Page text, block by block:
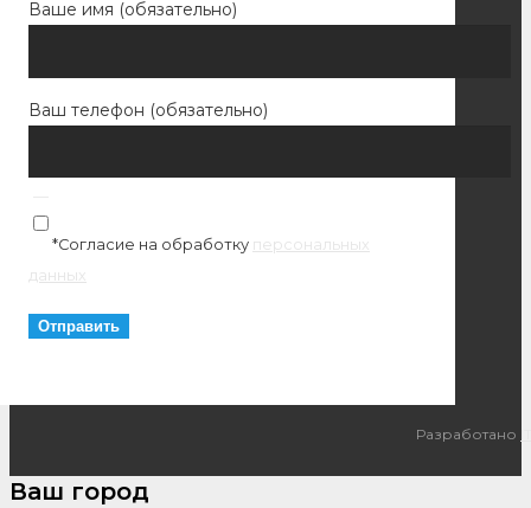
Ваше имя (обязательно)
Ваш телефон (обязательно)
*Согласие на обработку персональных
данных
Разработано
Ваш город